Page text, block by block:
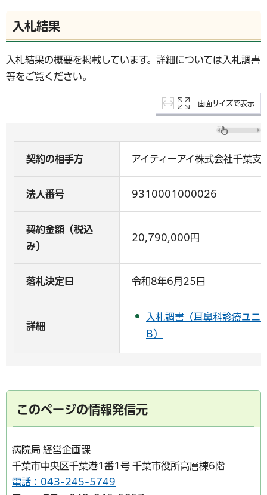
入札結果
入札結果の概要を掲載しています。詳細については入札調書
等をご覧ください。
画面サイズで表示
契約の相手方 アイティーアイ株式会社千葉支
法人番号 9310001000026
契約金額（税込
み）
20,790,000円
落札決定日 令和8年6月25日
詳細
入札調書（耳鼻科診療ユ
B）
このページの情報発信元
病院局 経営企画課
千葉市中央区千葉港1番1号 千葉市役所高層棟6階
電話：043-245-5749